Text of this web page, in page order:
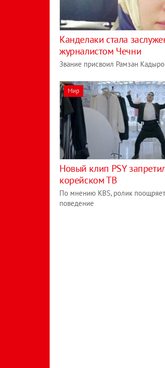
Канделаки стала
журналистом Чечни
Звание присвоил Рамзан
Мир
Новый клип PSY
корейском ТВ
По мнению KBS, ролик
поведение